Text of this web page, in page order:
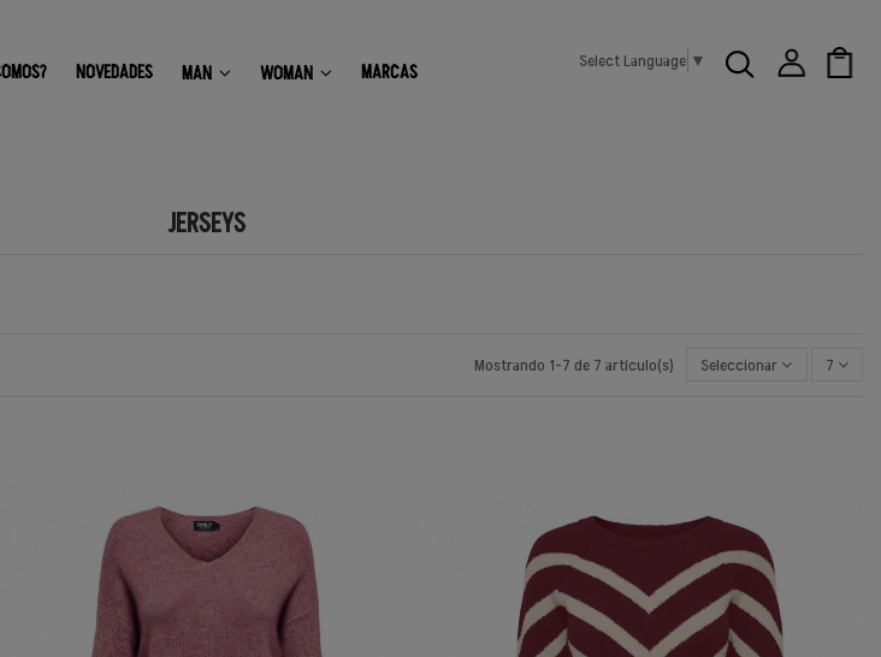
Select Language ▼
NOVEDADES MAN WOMAN MARCAS
JERSEYS
Mostrando 1-7 de 7 artículo(s) Seleccionar 7